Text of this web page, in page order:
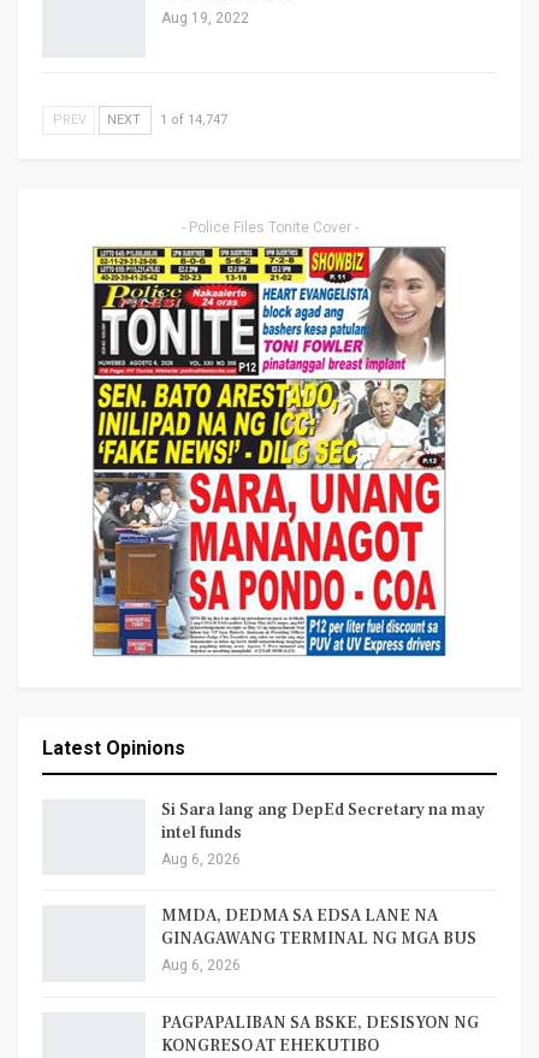
Aug 19, 2022
PREV NEXT 1 of 14,747
- Police Files Tonite Cover -
Latest Opinions
Si Sara lang ang DepEd Secretary na may
intel funds
Aug 6, 2026
MMDA, DEDMA SA EDSA LANE NA
GINAGAWANG TERMINAL NG MGA BUS
Aug 6, 2026
PAGPAPALIBAN SA BSKE, DESISYON NG
KONGRESO AT EHEKUTIBO